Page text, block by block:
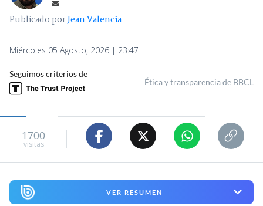
Publicado porJean Valencia
Miércoles 05 Agosto, 2026 | 23:47
Seguimos criterios de
Ética y transparencia de BBCL
1700
visitas
VER RESUMEN